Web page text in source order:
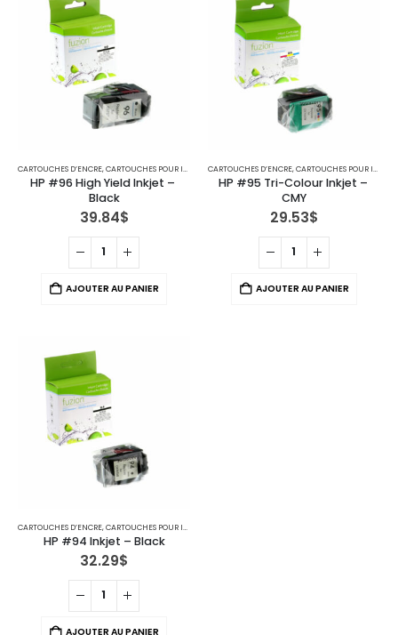
CARTOUCHES D’ENCRE,CARTOUCHES POUR IMPRIMANTES HP
HP #96 High Yield Inkjet –
Black
39.84$
AJOUTER AU PANIER
CARTOUCHES D’ENCRE,CARTOUCHES POUR IMPRIMANTES HP
HP #95 Tri-Colour Inkjet –
CMY
29.53$
AJOUTER AU PANIER
CARTOUCHES D’ENCRE,CARTOUCHES POUR IMPRIMANTES HP
HP #94 Inkjet – Black
32.29$
AJOUTER AU PANIER